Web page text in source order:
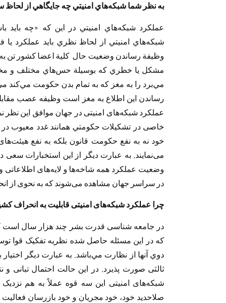
به نظر شما شبكه‌هاي امنيتي چه جايگاهي از لحاظ
عملكرد شبكه‌هاي امنيتي در اين كه «چه
شبكه‌هاي امنيتي از لحاظ نظري بايد عملكرد
وظيفة رساندن وضعيت حال كلية اعضا كشور تن
مشكل يا خطري كه بوسيلة حس‌هاي مختلف و
مي‌برد را به مغز كه به تمام بدن حكومت مي‌كند
رساندن این اطلاع به مغز است وظیفه عصب
عملکرد شبکه‌های امنیتی در جهان موافق این نظر
خاصی در تشکیلات حكومتي همانند غدد معیوب در
خود نه به نفع حکومت قانون بلکه به نفع
می‌نمایند. به عبارت دیگر از این استخبارات سعی
وضعیت عملکرد همه شاخه‌ها و لایه‌های اطلاعاتی
در سراسر جهان مشاهده می‌شوند که به نحوی از
چرا عملکرد شبکه‌های امنیتی قابلیت به انحراف
در جامعه شناسی قدرت بشر چند هزار سال است
که در این مسئله حاصل شده نظریه تفکیک قوا
دوي آنها از نظارت مي‌باشد. به عبارت دیگر اختیار
ثالثی صورت پذیرد. در این حالت احتمال تبانی
شبکه‌های امنیتی این سه قوه عملاً به هم
صلاحديد خود، خود مجریان و خود بازرسان فعالیت